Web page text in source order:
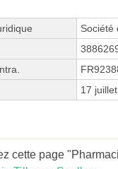
Société
17
cette page